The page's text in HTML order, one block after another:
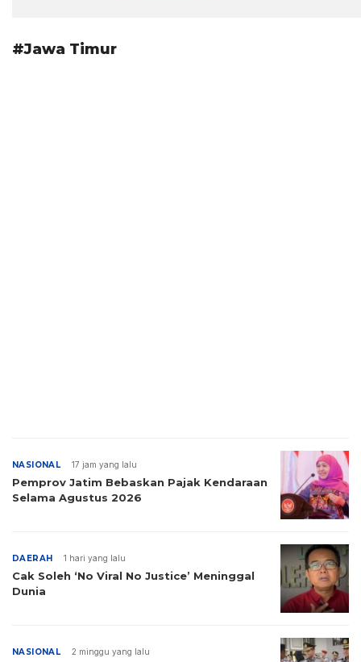
#Jawa Timur
NASIONAL 17 jam yang lalu
Pemprov Jatim Bebaskan Pajak Kendaraan
Selama Agustus 2026
DAERAH 1 hari yang lalu
Cak Soleh ‘No Viral No Justice’ Meninggal
Dunia
NASIONAL 2 minggu yang lalu